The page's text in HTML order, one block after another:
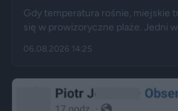
Gdy temperatura rośnie, miejskie
się w prowizoryczne plaże. Jedni
legalne. Jak opisują Gazeta.pl i
przez nagość, złamanie
06.08.2026 14:25